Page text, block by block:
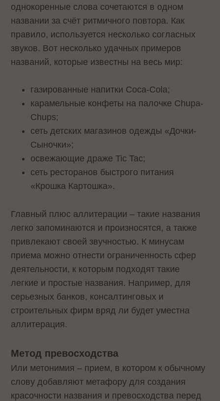
однокоренные слова сочетаются в одном
названии за счёт ритмичного повтора. Как
правило, используется несколько согласных
звуков. Вот несколько удачных примеров
названий, которые известны на весь мир:
газированные напитки Coca-Cola;
карамельные конфеты на палочке Chupa-
Chups;
сеть детских магазинов одежды «Дочки-
Сыночки»;
освежающие драже Tic Tac;
сеть ресторанов быстрого питания
«Крошка Картошка».
Главный плюс аллитерации – такие названия
легко запоминаются и произносятся, а также
привлекают своей звучностью. К минусам
приема можно отнести ограниченность сфер
деятельности, к которым подходят такие
легкие и простые названия. Например, для
серьезных банков, консалтинговых и
строительных фирм вряд ли будет уместна
аллитерация.
Метод превосходства
Или метонимия – прием, в котором к обычному
слову добавляют метафору для создания
красочности названия и превосходства перед